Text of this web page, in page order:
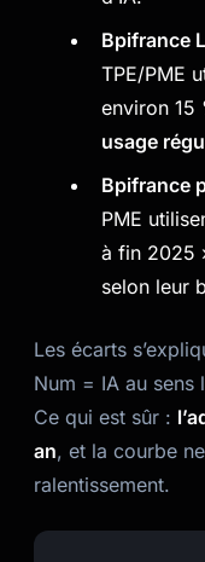
Bpifrance
TPE/PME
environ 15
usage
Bpifrance
PME
à fin 2025
selon leur
Les écarts
Num = IA au
Ce qui est sûr :
an, et la courbe
ralentissement.
Kai
Recherche de